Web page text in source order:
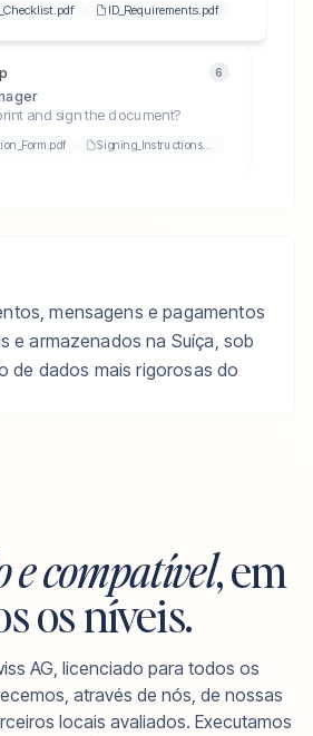
ID_Requirements.pdf
6
and sign the document?
mensagens e pagamentos
e armazenados na Suíça, sob
de dados mais rigorosas do
ponta a ponta
e compatível, em
os níveis.
AG, licenciado para todos os
através de nós, de nossas
locais avaliados. Executamos